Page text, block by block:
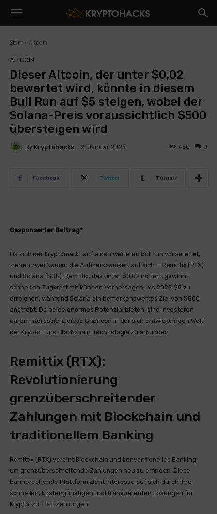
Start Altcoin
ALTCOIN
Dieser Altcoin, der unter $0,02
bewertet wird, könnte in diesem
Bull Run auf $5 steigen, wobei der
Solana-Preis voraussichtlich $500
übersteigen wird
By Kryptohacks 2. Januar 2025 0
450
Facebook Twitter Tumblr
Gesponserter Beitrag*
Da sich der Kryptomarkt auf einen weiteren bull run vorbereitet,
ziehen zwei Namen die Aufmerksamkeit auf sich — Remittix (RTX)
und Solana (SOL). Remittix, das unter $0,02 notiert, gewinnt
schnell an Zugkraft mit kühnen Vorhersagen, bis 2025 $5 zu
erreichen, während Solana ein bemerkenswertes Ziel von $500
anstrebt. Da beide enormes Potenzial bieten, sind Investoren
daran interessiert, diese Chancen in der sich entwickelnden Welt
der Krypto- und Blockchain-Technologie zu erkunden.
Remittix (RTX):
Revolutionierung
grenzüberschreitender
Zahlungen mit Blockchain und
traditionellem Banking
Remittix (RTX) vereint Blockchain und konventionelles Banking,
um grenzüberschreitende Zahlungen neu zu erfinden. Diese
bahnbrechende Plattform zieht Interesse auf sich durch ihre
schnellen, kostengünstigen und transparenten Lösungen für
Krypto-zu-Fiat-Zahlungen.